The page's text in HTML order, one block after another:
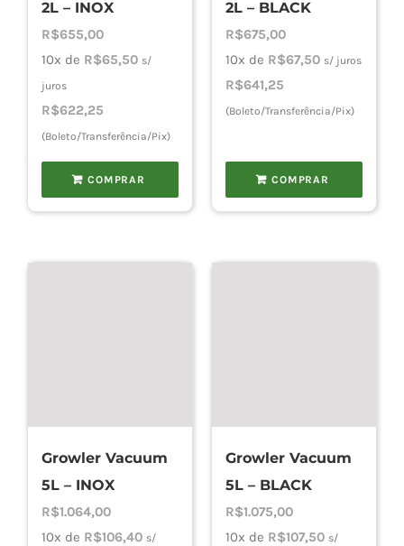
2L – INOX
R$655,00
10x de R$65,50 s/
juros
R$622,25
(Boleto/Transferência/Pix)
COMPRAR
2L – BLACK
R$675,00
10x de R$67,50 s/ juros
R$641,25
(Boleto/Transferência/Pix)
COMPRAR
Growler Vacuum
5L – INOX
R$1.064,00
10x de R$106,40 s/
Growler Vacuum
5L – BLACK
R$1.075,00
10x de R$107,50 s/